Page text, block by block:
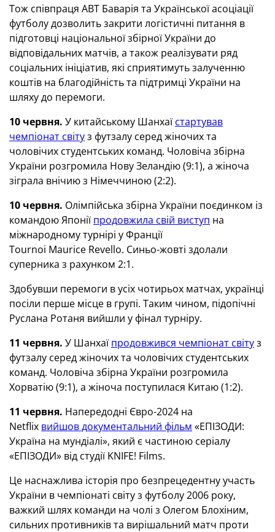
Тож співпраця АВТ Баварія та Української асоціації
футболу дозволить закрити логістичні питання в
підготовці національної збірної України до
відповідальних матчів, а також реалізувати ряд
соціальних ініціатив, які сприятимуть залученню
коштів на благодійність та підтримці України на
шляху до перемоги.
10 червня. У китайському Шанхаїстартував
чемпіонат світуз футзалу серед жіночих та
чоловічих студентських команд. Чоловіча збірна
України розгромила Нову Зеландію (9:1), а жіноча
зіграла внічию з Німеччиною (2:2).
10 червня. Олімпійська збірна України поєдинком із
командою Японіїпродовжила свій виступ на
міжнародному турнірі у Франції
Tournoi Maurice Revello. Синьо-жовті здолали
суперника з рахунком 2:1.
Здобувши перемоги в усіх чотирьох матчах, українці
посіли перше місце в групі. Таким чином, підопічні
Руслана Ротаня вийшли у фінал турніру.
11 червня. У Шанхаїпродовжився чемпіонат світуз
футзалу серед жіночих та чоловічих студентських
команд. Чоловіча збірна України розгромила
Хорватію (9:1), а жіноча поступилася Китаю (1:2).
11 червня. Напередодні Євро-2024 на
Netflix вийшов документальний фільм «ЕПІЗОДИ:
Україна на мундіалі», який є частиною серіалу
«ЕПІЗОДИ» від студії KNIFE! Films.
Це наснажлива історія про безпрецедентну участь
України в чемпіонаті світу з футболу 2006 року,
важкий шлях команди на чолі з Олегом Блохіним,
сильних противників та вирішальний матч проти